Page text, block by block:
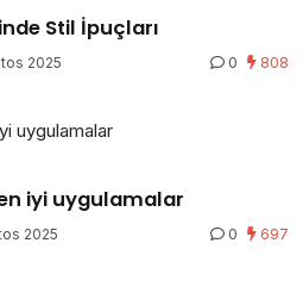
Stil İpuçları
2025 0 808
iyi uygulamalar
2025 0 697